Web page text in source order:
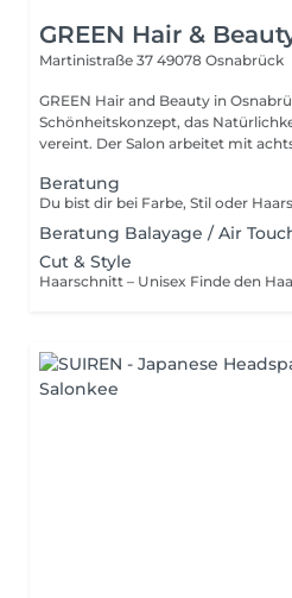
GREEN Hair &
Martinistraße 37 49078 Osnabrück
GREEN Hair and Beauty in
Schönheitskonzept, das
vereint. Der Salon arbeitet mit
Beratung
Beratung Balayage / Air
Cut & Style